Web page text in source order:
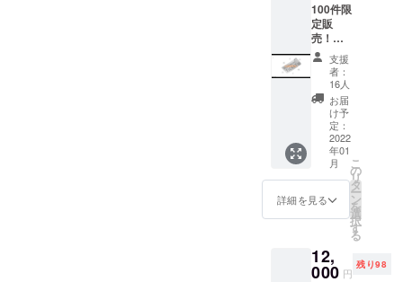
100件限
定販
売！使
用期限
無し！
500円割
引券10
(5,000)
円分を
リター
ンとし
て提供
させて
頂きま
を送信
させて
支援
者：
16人
お届
け予
定：
2022
年01
月
詳細を見る
こ
の
リ
タ
ー
ン
を
選
択
す
る
12,
000 円
残り98